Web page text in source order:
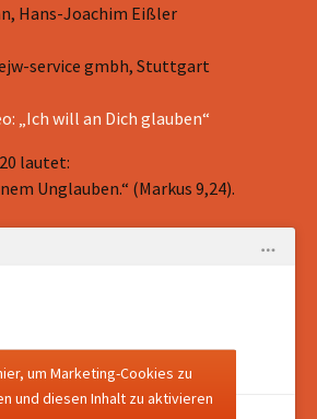
Hans-Joachim Eißler
service gmbh, Stuttgart
„Ich will an Dich glauben“
lautet:
Unglauben.“ (Markus 9,24).
um Marketing-Cookies zu
und diesen Inhalt zu aktivieren